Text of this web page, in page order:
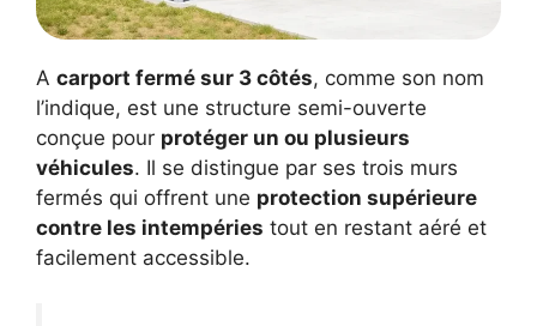
A carport fermé sur 3 côtés, comme son nom
l’indique, est une structure semi-ouverte
conçue pour protéger un ou plusieurs
véhicules. Il se distingue par ses trois murs
fermés qui offrent une protection supérieure
contre les intempéries tout en restant aéré et
facilement accessible.